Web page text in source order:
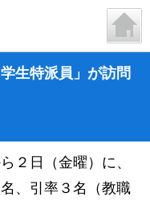
生特派員」が訪問
２日（金曜）に、
、引率３名（教職